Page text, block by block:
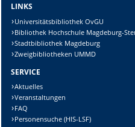
LINKS
Universitätsbibliothek OvGU
Bibliothek Hochschule Magdeburg-
Stadtbibliothek Magdeburg
Zweigbibliotheken UMMD
SERVICE
Aktuelles
Veranstaltungen
FAQ
Personensuche (HIS-LSF)